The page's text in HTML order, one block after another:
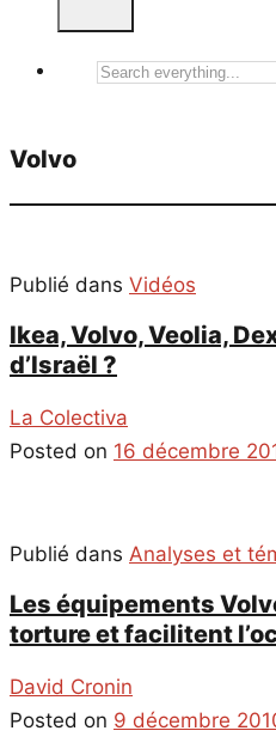
Search
Volvo
Publié dans Vidéos
Ikea, Volvo, Veolia,
d’Israël ?
La Colectiva
Posted on 16 décembre
Publié dans Analyses et
Les équipements
torture et facilitent
David Cronin
Posted on 9 décembre